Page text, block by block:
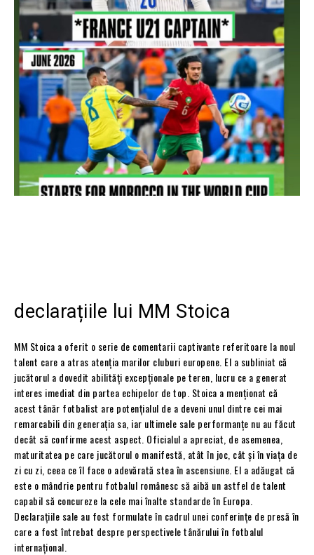
declarațiile lui MM Stoica
MM Stoica a oferit o serie de comentarii captivante referitoare la noul
talent care a atras atenția marilor cluburi europene. El a subliniat că
jucătorul a dovedit abilități excepționale pe teren, lucru ce a generat
interes imediat din partea echipelor de top. Stoica a menționat că
acest tânăr fotbalist are potențialul de a deveni unul dintre cei mai
remarcabili din generația sa, iar ultimele sale performanțe nu au făcut
decât să confirme acest aspect. Oficialul a apreciat, de asemenea,
maturitatea pe care jucătorul o manifestă, atât în joc, cât și în viața de
zi cu zi, ceea ce îl face o adevărată stea în ascensiune. El a adăugat că
este o mândrie pentru fotbalul românesc să aibă un astfel de talent
capabil să concureze la cele mai înalte standarde în Europa.
Declarațiile sale au fost formulate în cadrul unei conferințe de presă în
care a fost întrebat despre perspectivele tânărului în fotbalul
internațional.